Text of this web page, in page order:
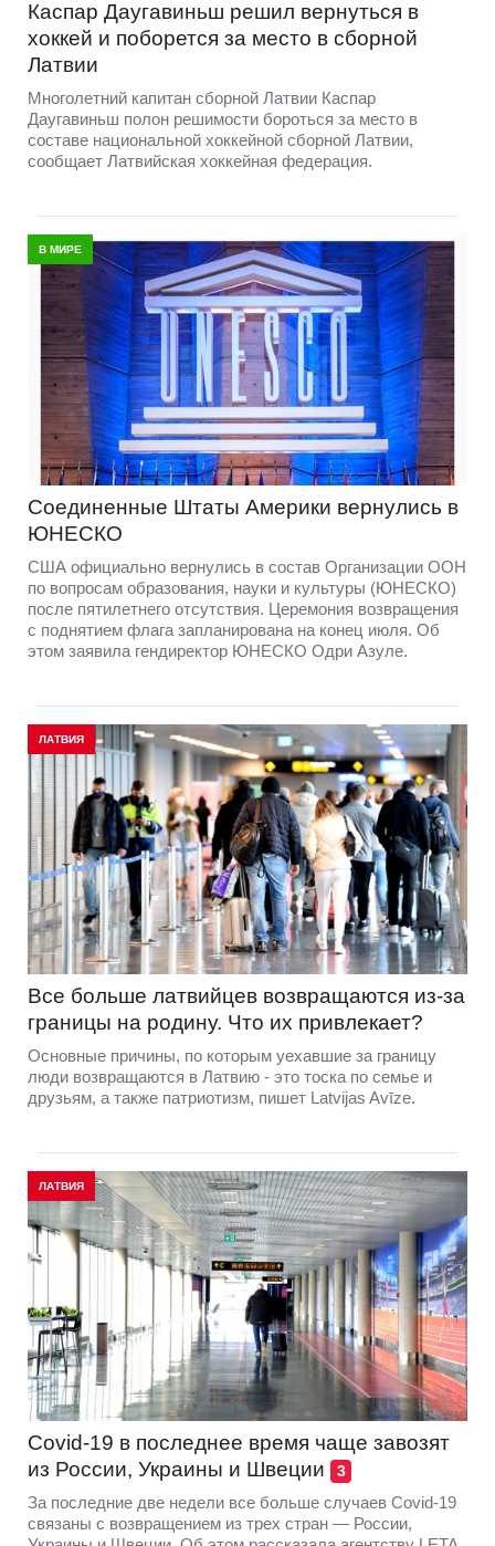
Каспар Даугавиньш решил вернуться в
хоккей и поборется за место в сборной
Латвии
Многолетний капитан сборной Латвии Каспар
Даугавиньш полон решимости бороться за место в
составе национальной хоккейной сборной Латвии,
сообщает Латвийская хоккейная федерация.
В МИРЕ
Соединенные Штаты Америки вернулись в
ЮНЕСКО
США официально вернулись в состав Организации ООН
по вопросам образования, науки и культуры (ЮНЕСКО)
после пятилетнего отсутствия. Церемония возвращения
с поднятием флага запланирована на конец июля. Об
этом заявила гендиректор ЮНЕСКО Одри Азуле.
ЛАТВИЯ
Все больше латвийцев возвращаются из-за
границы на родину. Что их привлекает?
Основные причины, по которым уехавшие за границу
люди возвращаются в Латвию - это тоска по семье и
друзьям, а также патриотизм, пишет Latvijas Avīze.
ЛАТВИЯ
Covid-19 в последнее время чаще завозят
из России, Украины и Швеции
3
За последние две недели все больше случаев Covid-19
связаны с возвращением из трех стран — России,